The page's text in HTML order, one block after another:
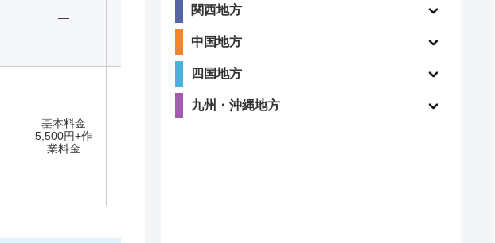
― ー
基本料金
5,500円+作
業料金
関西地方
中国地方
四国地方
九州・沖縄地方